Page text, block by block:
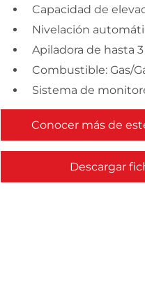
Capacidad de
Nivelación
Apiladora de hasta
Combustible: Gas/
Sistema de
Conocer más de
Descargar